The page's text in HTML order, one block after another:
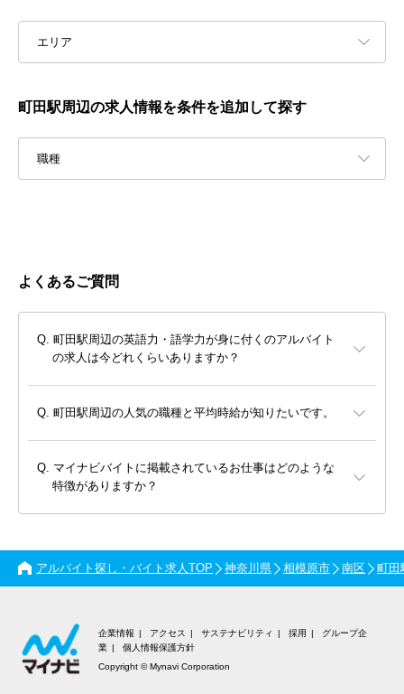
エリア
町田駅周辺の求人情報を条件を追加して探す
職種
よくあるご質問
町田駅周辺の英語力・語学力が身に付くのアルバイト
の求人は今どれくらいありますか？
町田駅周辺の人気の職種と平均時給が知りたいです。
マイナビバイトに掲載されているお仕事はどのような
特徴がありますか？
アルバイト探し・バイト求人TOP 神奈川県 相模原市 南区 町田
企業情報 アクセス サステナビリティ 採用
グループ企
業
個人情報保護方針
Copyright © Mynavi Corporation